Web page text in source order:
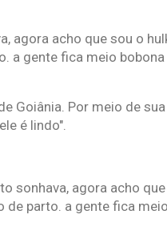
agora acho que sou o
a gente fica meio
Goiânia. Por meio de
é lindo".
sonhava, agora acho
parto. a gente fica